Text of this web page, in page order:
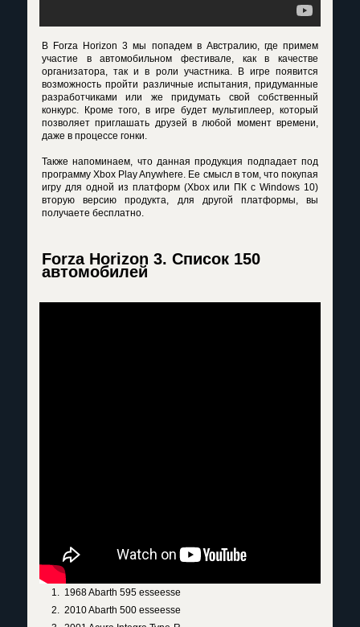
В Forza Horizon 3 мы попадем в Австралию, где примем
участие в автомобильном фестивале, как в качестве
организатора, так и в роли участника. В игре появится
возможность пройти различные испытания, придуманные
разработчиками или же придумать свой собственный
конкурс. Кроме того, в игре будет мультиплеер, который
позволяет приглашать друзей в любой момент времени,
даже в процессе гонки.
Также напоминаем, что данная продукция подпадает под
программу Xbox Play Anywhere. Ее смысл в том, что покупая
игру для одной из платформ (Xbox или ПК с Windows 10)
вторую версию продукта, для другой платформы, вы
получаете бесплатно.
Forza Horizon 3. Список 150
автомобилей
1968 Abarth 595 esseesse
2010 Abarth 500 esseesse